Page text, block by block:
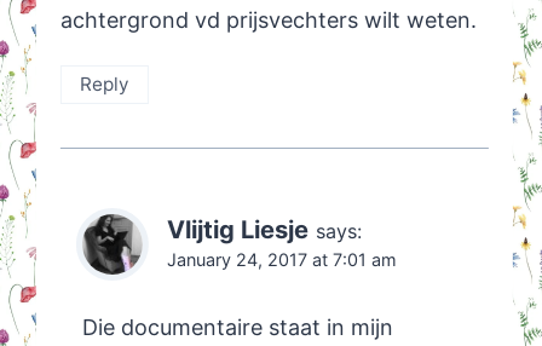
achtergrond vd prijsvechters wilt weten.
Reply
Vlijtig Liesje says:
January 24, 2017 at 7:01 am
Die documentaire staat in mijn